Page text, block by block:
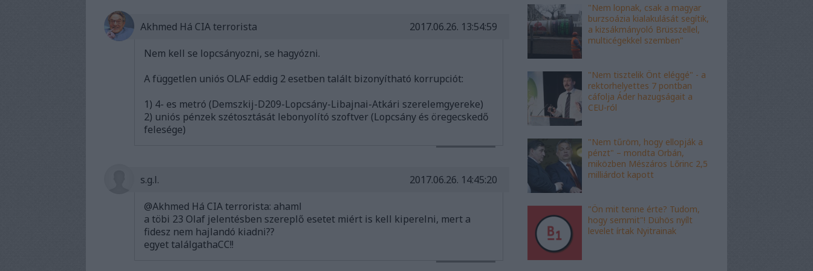
Akhmed Há CIA terrorista
2017.06.26. 13:54:59
Nem kell se lopcsányozni, se hagyózni.
A független uniós OLAF eddig 2 esetben talált bizonyítható korrupciót:
1) 4- es metró (Demszkij-D209-Lopcsány-Libajnai-Atkári szerelemgyereke)
2) uniós pénzek szétosztását lebonyolító szoftver (Lopcsány és öregecskedő
felesége)
s.g.l.
2017.06.26. 14:45:20
@Akhmed Há CIA terrorista: ahaml
a töbi 23 Olaf jelentésben szereplő esetet miért is kell kiperelni, mert a
fidesz nem hajlandó kiadni??
egyet találgathaCC!!
"Nem lopnak, csak a magyar
burzsoázia kialakulását segítik,
a kizsákmányoló Brüsszellel,
multicégekkel szemben"
"Nem tisztelik Önt eléggé" - a
rektorhelyettes 7 pontban
cáfolja Áder hazugságait a
CEU-ról
"Nem tűröm, hogy ellopják a
pénzt" – mondta Orbán,
miközben Mészáros Lőrinc 2,5
milliárdot kapott
"Ön mit tenne érte? Tudom,
hogy semmit"! Dühös nyílt
levelet írtak Nyitrainak